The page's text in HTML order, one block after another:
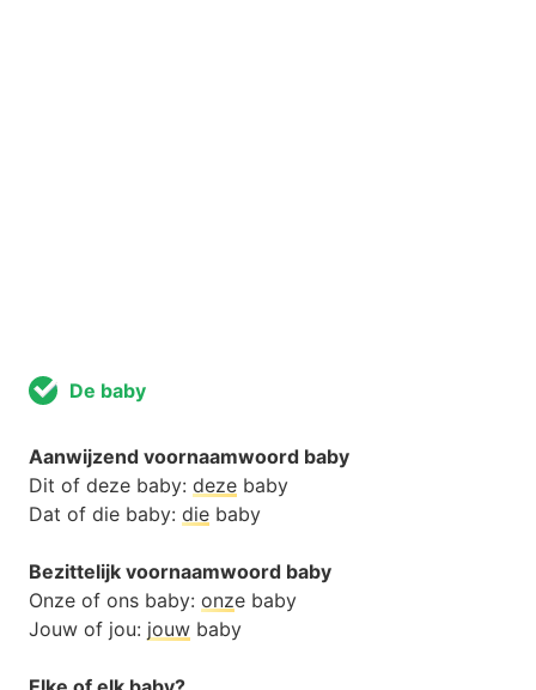
De baby
Aanwijzend voornaamwoord baby
Dit of deze baby: deze baby
Dat of die baby: die baby
Bezittelijk voornaamwoord baby
Onze of ons baby: onze baby
Jouw of jou: jouw baby